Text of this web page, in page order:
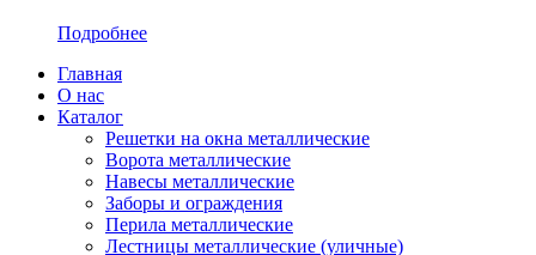
Подробнее
Главная
О нас
Каталог
Решетки на окна металлические
Ворота металлические
Навесы металлические
Заборы и ограждения
Перила металлические
Лестницы металлические (уличные)